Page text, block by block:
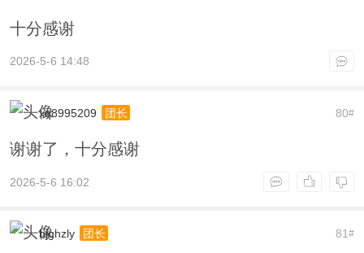
十分感谢
2026-5-6 14:48
80#
xq8995209 团长
谢谢了，十分感谢
2026-5-6 16:02
81#
bjghzly 团长